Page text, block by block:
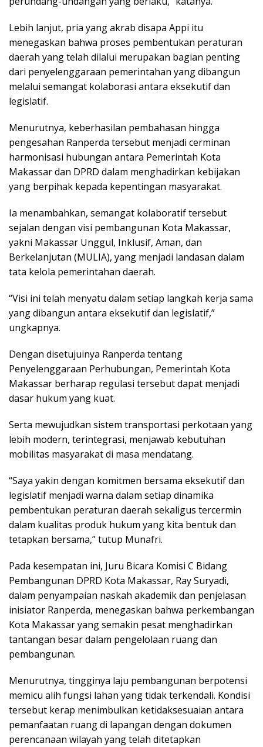
Lebih lanjut, pria yang akrab disapa Appi itu
menegaskan bahwa proses pembentukan peraturan
daerah yang telah dilalui merupakan bagian penting
dari penyelenggaraan pemerintahan yang dibangun
melalui semangat kolaborasi antara eksekutif dan
legislatif.
Menurutnya, keberhasilan pembahasan hingga
pengesahan Ranperda tersebut menjadi cerminan
harmonisasi hubungan antara Pemerintah Kota
Makassar dan DPRD dalam menghadirkan kebijakan
yang berpihak kepada kepentingan masyarakat.
Ia menambahkan, semangat kolaboratif tersebut
sejalan dengan visi pembangunan Kota Makassar,
yakni Makassar Unggul, Inklusif, Aman, dan
Berkelanjutan (MULIA), yang menjadi landasan dalam
tata kelola pemerintahan daerah.
“Visi ini telah menyatu dalam setiap langkah kerja sama
yang dibangun antara eksekutif dan legislatif,”
ungkapnya.
Dengan disetujuinya Ranperda tentang
Penyelenggaraan Perhubungan, Pemerintah Kota
Makassar berharap regulasi tersebut dapat menjadi
dasar hukum yang kuat.
Serta mewujudkan sistem transportasi perkotaan yang
lebih modern, terintegrasi, menjawab kebutuhan
mobilitas masyarakat di masa mendatang.
“Saya yakin dengan komitmen bersama eksekutif dan
legislatif menjadi warna dalam setiap dinamika
pembentukan peraturan daerah sekaligus tercermin
dalam kualitas produk hukum yang kita bentuk dan
tetapkan bersama,” tutup Munafri.
Pada kesempatan ini, Juru Bicara Komisi C Bidang
Pembangunan DPRD Kota Makassar, Ray Suryadi,
dalam penyampaian naskah akademik dan penjelasan
inisiator Ranperda, menegaskan bahwa perkembangan
Kota Makassar yang semakin pesat menghadirkan
tantangan besar dalam pengelolaan ruang dan
pembangunan.
Menurutnya, tingginya laju pembangunan berpotensi
memicu alih fungsi lahan yang tidak terkendali. Kondisi
tersebut kerap menimbulkan ketidaksesuaian antara
pemanfaatan ruang di lapangan dengan dokumen
perencanaan wilayah yang telah ditetapkan